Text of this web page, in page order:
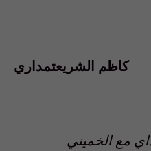
كاظم الشريعتمداري
مع الخميني